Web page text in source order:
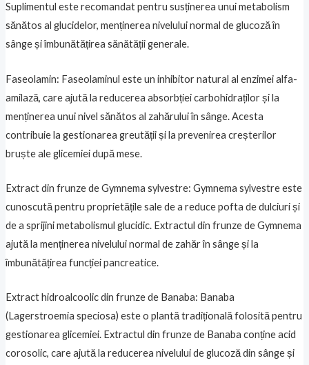
Suplimentul este recomandat pentru susținerea unui metabolism
sănătos al glucidelor, menținerea nivelului normal de glucoză în
sânge și îmbunătățirea sănătății generale.
Faseolamin: Faseolaminul este un inhibitor natural al enzimei alfa-
amilază, care ajută la reducerea absorbției carbohidraților și la
menținerea unui nivel sănătos al zahărului în sânge. Acesta
contribuie la gestionarea greutății și la prevenirea creșterilor
bruște ale glicemiei după mese.
Extract din frunze de Gymnema sylvestre: Gymnema sylvestre este
cunoscută pentru proprietățile sale de a reduce pofta de dulciuri și
de a sprijini metabolismul glucidic. Extractul din frunze de Gymnema
ajută la menținerea nivelului normal de zahăr în sânge și la
îmbunătățirea funcției pancreatice.
Extract hidroalcoolic din frunze de Banaba: Banaba
(Lagerstroemia speciosa) este o plantă tradițională folosită pentru
gestionarea glicemiei. Extractul din frunze de Banaba conține acid
corosolic, care ajută la reducerea nivelului de glucoză din sânge și